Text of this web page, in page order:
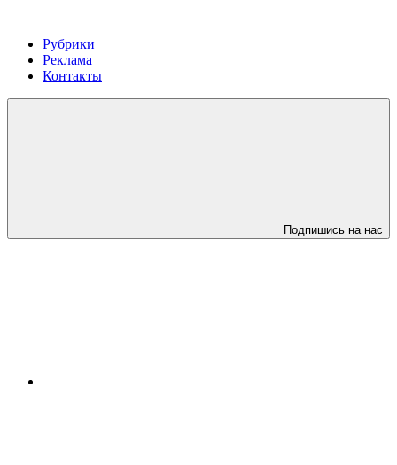
Рубрики
Реклама
Контакты
Подпишись на нас